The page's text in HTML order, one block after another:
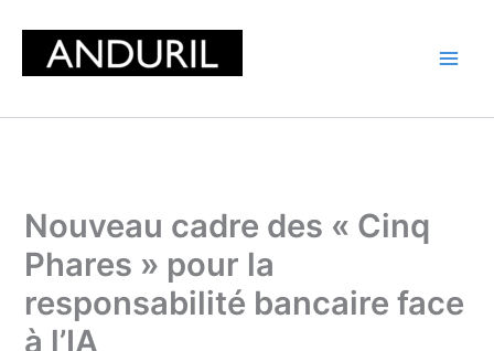
content
Nouveau cadre des « Cinq
Phares » pour la
responsabilité bancaire face
à l’IA